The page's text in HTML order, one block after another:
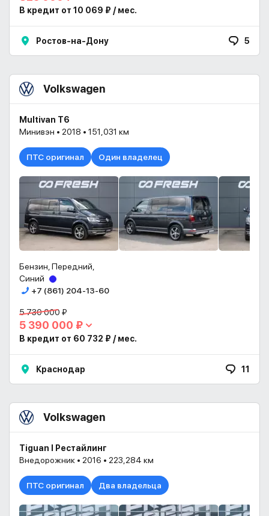
В кредит от 10 069 ₽ / мес.
Ростов-на-Дону 5
Volkswagen
Multivan T6
Минивэн • 2018 • 151,031 км
ПТС оригинал Один владелец
Бензин, Передний,
Синий
+7 (861) 204-13-60
5 730 000 ₽
5 390 000 ₽
В кредит от 60 732 ₽ / мес.
Краснодар 11
Volkswagen
Tiguan I Рестайлинг
Внедорожник • 2016 • 223,284 км
ПТС оригинал Два владельца